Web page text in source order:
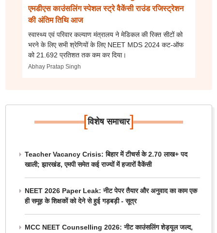
एमडीएस काउंसलिंग स्पेशल स्ट्रे वैकेंसी राउंड रजिस्ट्रेशन
की अंतिम तिथि आज
स्वास्थ्य एवं परिवार कल्याण मंत्रालय ने मेडिकल की रिक्त सीटों को
भरने के लिए सभी श्रेणियों के लिए NEET MDS 2024 कट-ऑफ
को 21.692 प्रतिशत तक कम कर दिया।
Abhay Pratap Singh
[विशेष समाचार]
Teacher Vacancy Crisis: बिहार में टीचर्स के 2.70 लाख+ पद
खाली; झारखंड, एमपी समेत कई राज्यों में हजारों वैकेंसी
NEET 2026 Paper Leak: नीट पेपर तैयार और अनुवाद का काम एक
ही समूह के शिक्षकों को देने से हुई गड़बड़ी - सूत्र
MCC NEET Counselling 2026: नीट काउंसलिंग शेड्यूल जल्द,